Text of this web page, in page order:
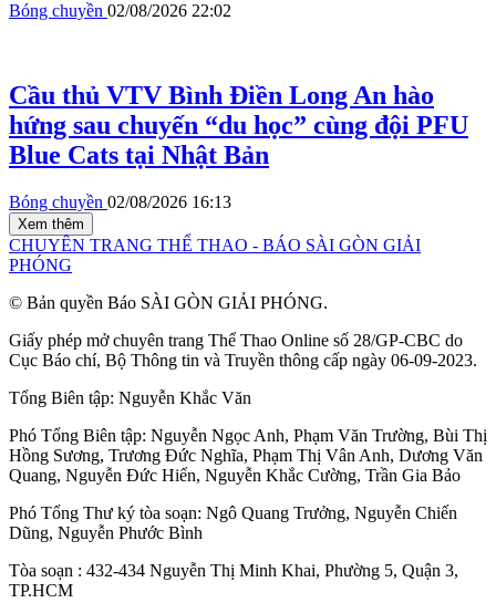
Bóng chuyền 02/08/2026 22:02
Cầu thủ VTV Bình Điền Long An hào
hứng sau chuyến “du học” cùng đội PFU
Blue Cats tại Nhật Bản
Bóng chuyền 02/08/2026 16:13
Xem thêm
CHUYÊN TRANG THỂ THAO - BÁO SÀI GÒN GIẢI
PHÓNG
© Bản quyền Báo SÀI GÒN GIẢI PHÓNG.
Giấy phép mở chuyên trang Thể Thao Online số 28/GP-CBC do
Cục Báo chí, Bộ Thông tin và Truyền thông cấp ngày 06-09-2023.
Tổng Biên tập: Nguyễn Khắc Văn
Phó Tổng Biên tập: Nguyễn Ngọc Anh, Phạm Văn Trường, Bùi Thị
Hồng Sương, Trương Đức Nghĩa, Phạm Thị Vân Anh, Dương Văn
Quang, Nguyễn Đức Hiển, Nguyễn Khắc Cường, Trần Gia Bảo
Phó Tổng Thư ký tòa soạn: Ngô Quang Trưởng, Nguyễn Chiến
Dũng, Nguyễn Phước Bình
Tòa soạn : 432-434 Nguyễn Thị Minh Khai, Phường 5, Quận 3,
TP.HCM